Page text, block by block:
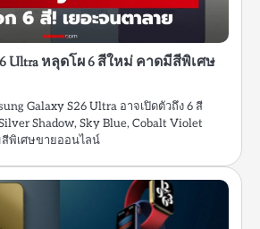
Ultra หลุดโผ 6 สีใหม่ คาดมีสีพิเศษ
Galaxy S26 Ultra อาจเปิดตัวถึง 6 สี
Shadow, Sky Blue, Cobalt Violet
พิเศษขายออนไลน์